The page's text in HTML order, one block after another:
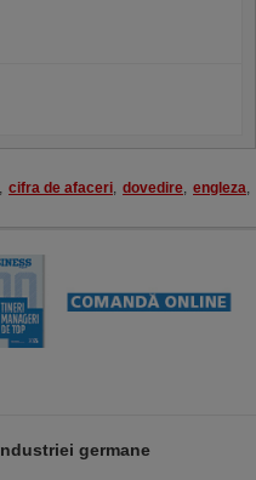
, cifra de afaceri, dovedire, engleza,
germane